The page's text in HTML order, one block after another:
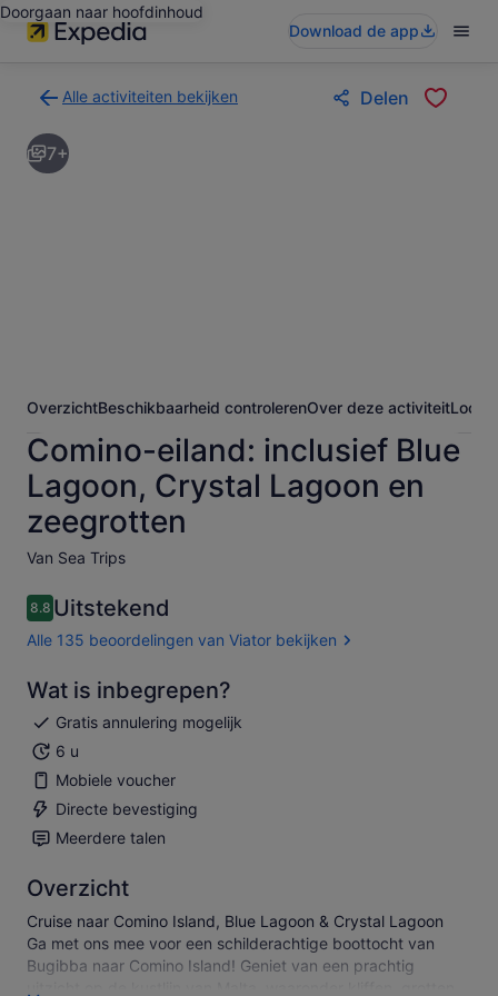
Doorgaan naar hoofdinhoud
Download de app
Alle activiteiten bekijken
naar
de
zoekresultatenpagina
Delen
7+
OverzichtBeschikbaarheid controlerenOver deze activiteit
Comino-eiland: inclusief Blue
Lagoon, Crystal Lagoon en
zeegrotten
Van Sea Trips
8.88.8 van 10
Uitstekend
Alle 135 beoordelingen van Viator bekijken
Wat is inbegrepen?
Gratis annulering mogelijk
6 u
Mobiele voucher
Directe bevestiging
Meerdere talen
Overzicht
Cruise naar Comino Island, Blue Lagoon & Crystal Lagoon
Ga met ons mee voor een schilderachtige boottocht van
Bugibba naar Comino Island! Geniet van een prachtig